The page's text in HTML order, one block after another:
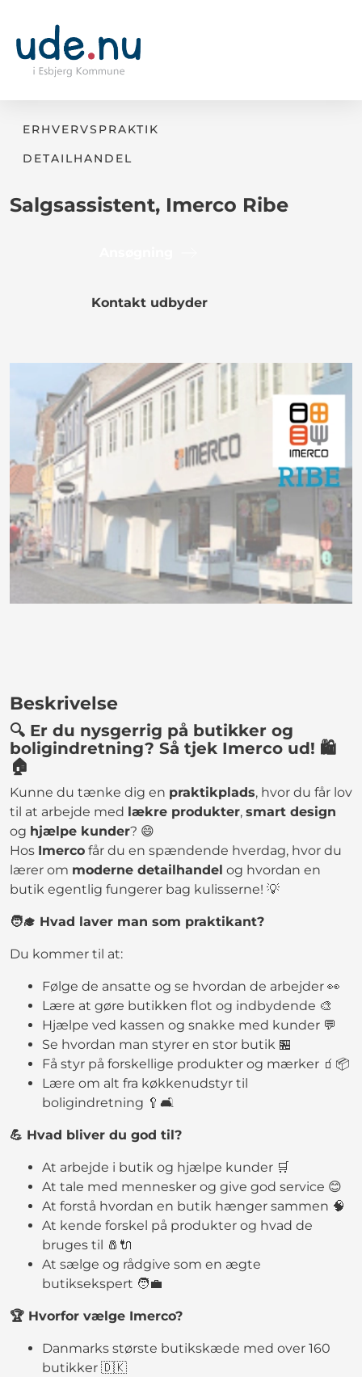
ERHVERVSPRAKTIK
DETAILHANDEL
Salgsassistent, Imerco Ribe
Kontakt udbyder
Beskrivelse
🔍 Er du nysgerrig på butikker og
boligindretning? Så tjek Imerco ud! 🛍️
🏠
Kunne du tænke dig en praktikplads, hvor du får lov
til at arbejde med lækre produkter, smart design
og hjælpe kunder? 😄
Hos Imerco får du en spændende hverdag, hvor du
lærer om moderne detailhandel og hvordan en
butik egentlig fungerer bag kulisserne! 💡
🧑‍🎓 Hvad laver man som praktikant?
Du kommer til at:
Følge de ansatte og se hvordan de arbejder 👀
Lære at gøre butikken flot og indbydende 🎨
Hjælpe ved kassen og snakke med kunder 💬
Se hvordan man styrer en stor butik 🏪
Få styr på forskellige produkter og mærker 🧃📦
Lære om alt fra køkkenudstyr til
boligindretning 🥄🛋️
💪 Hvad bliver du god til?
At arbejde i butik og hjælpe kunder 🛒
At tale med mennesker og give god service 😊
At forstå hvordan en butik hænger sammen 🧠
At kende forskel på produkter og hvad de
bruges til 🧂🔌
At sælge og rådgive som en ægte
butiksekspert 🧑‍💼
🏆 Hvorfor vælge Imerco?
Danmarks største butikskæde med over 160
butikker 🇩🇰